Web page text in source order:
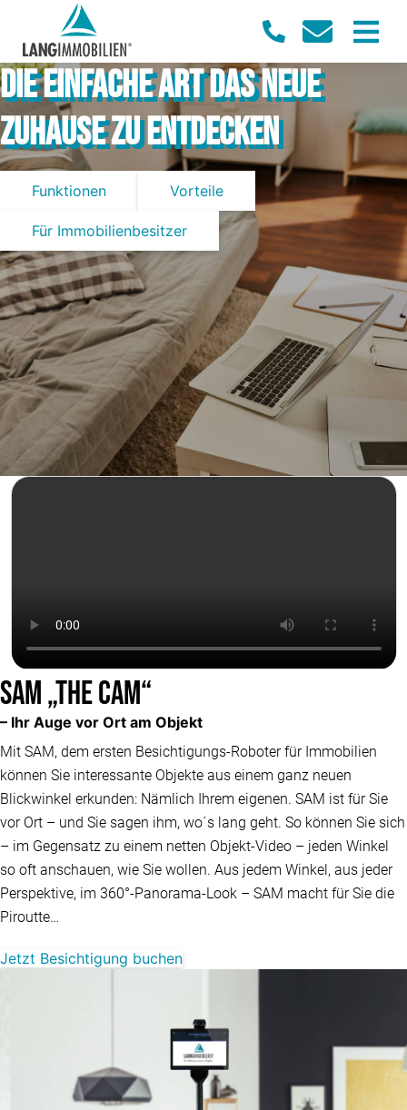
DIE EINFACHE ART DAS NEUE
ZUHAUSE ZU ENTDECKEN
Funktionen Vorteile
Für Immobilienbesitzer
SAM „THE CAM“
– Ihr Auge vor Ort am Objekt
Mit SAM, dem ersten Besichtigungs-Roboter für Immobilien
können Sie interessante Objekte aus einem ganz neuen
Blickwinkel erkunden: Nämlich Ihrem eigenen. SAM ist für Sie
vor Ort – und Sie sagen ihm, wo´s lang geht. So können Sie sich
– im Gegensatz zu einem netten Objekt-Video – jeden Winkel
so oft anschauen, wie Sie wollen. Aus jedem Winkel, aus jeder
Perspektive, im 360°-Panorama-Look – SAM macht für Sie die
Piroutte…
Jetzt Besichtigung buchen